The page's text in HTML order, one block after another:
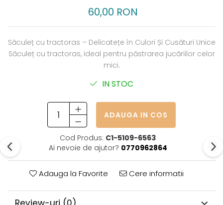
60,00 RON
Săculeț cu tractoras – Delicatețe în Culori Și Cusături Unice
Săculeț cu tractoras, ideal pentru păstrarea jucăriilor celor
mici.
IN STOC
ADAUGA IN COS
Cod Produs: C1-5109-6563
Ai nevoie de ajutor? 0770962864
Adauga la Favorite Cere informatii